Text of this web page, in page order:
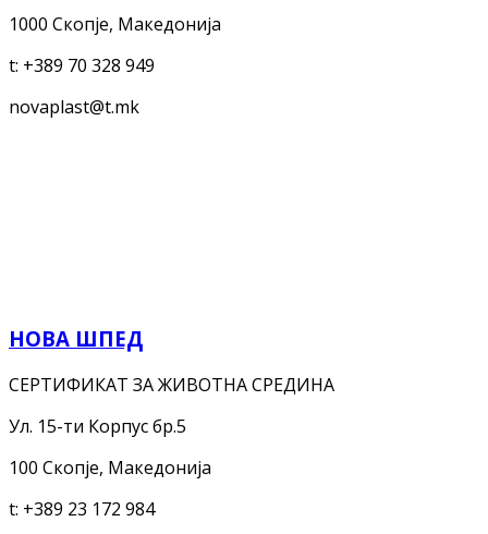
1000 Скопје, Македонија
t: +389 70 328 949
novaplast@t.mk
НОВА ШПЕД
СЕРТИФИКАТ ЗА ЖИВОТНА СРЕДИНА
Ул. 15-ти Корпус бр.5
100 Скопје, Македонија
t: +389 23 172 984